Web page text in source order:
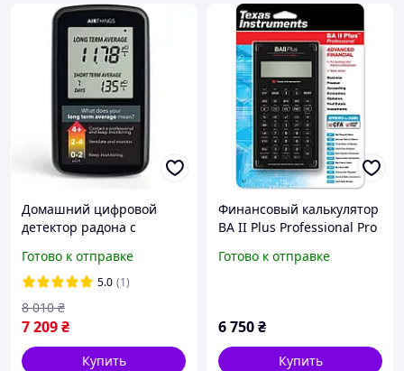
Домашний цифровой
детектор радона с
краткосрочным
мониторингом уровня
радона, датчик
измеритель радона
Готово к отправке
5.0 (1)
7 209₴
8 010 ₴
Купить
Финансовый калькулятор
BA II Plus Professional Pro
Инструментс
Готово к отправке
6 750₴
Купить